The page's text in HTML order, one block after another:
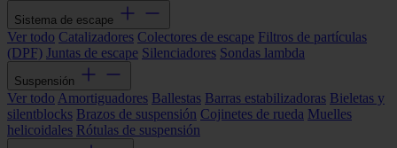
Sistema de escape
Ver todo Catalizadores Colectores de escape Filtros de partículas
(DPF) Juntas de escape Silenciadores Sondas lambda
Suspensión
Ver todo Amortiguadores Ballestas Barras estabilizadoras Bieletas y
silentblocks Brazos de suspensión Cojinetes de rueda Muelles
helicoidales Rótulas de suspensión